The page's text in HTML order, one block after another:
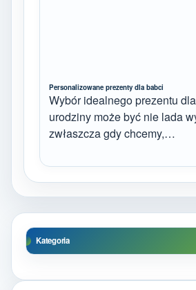
Personalizowane prezenty dla babci
Wybór idealnego prezentu
urodziny może być nie lada
zwłaszcza gdy chcemy,…
Kategoria